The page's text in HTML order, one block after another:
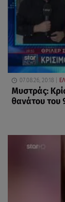
07.08.26, 20:18
Μυστράς:
θανάτου του